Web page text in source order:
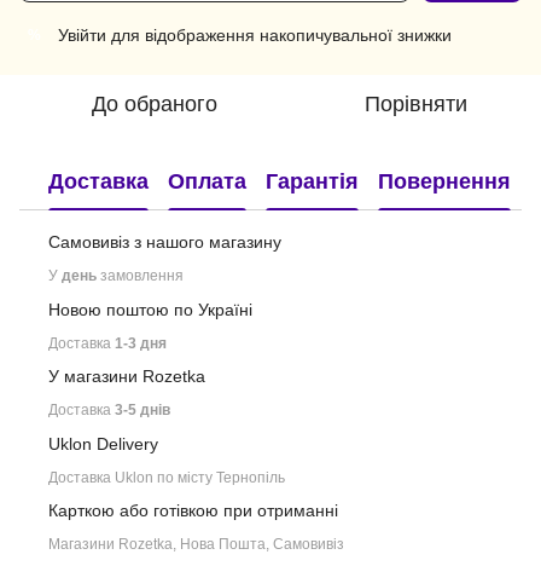
Увійти для відображення накопичувальної знижки
До обраного Порівняти
Доставка Оплата Гарантія Повернення
Самовивіз з нашого магазину
У день замовлення
Новою поштою по Україні
Доставка 1-3 дня
У магазини Rozetka
Доставка 3-5 днів
Uklon Delivery
Доставка Uklon по місту Тернопіль
Карткою або готівкою при отриманні
Магазини Rozetka, Нова Пошта, Самовивіз